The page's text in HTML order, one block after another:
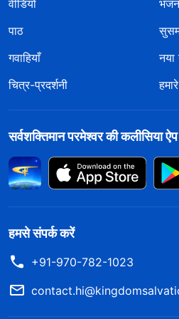
वीडियो
भजन
पाठ
गवाहियाँ
नया
चित्र-प्रदर्शनी
सर्वशक्तिमान परमेश्वर की कलीसिया
हमसे संपर्क करें
+91-970-782-1023